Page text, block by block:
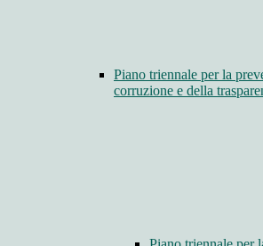
Piano triennale per la
corruzione e della